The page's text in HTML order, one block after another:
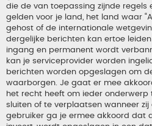
die de van toepassing zijnde
gelden voor je land, het land waar
gehost of de internationale
dergelijke berichten kan ertoe
ingang en permanent wordt
kan je serviceprovider worden
berichten worden opgeslagen om
waarborgen. Je gaat er mee
het recht heeft om ieder onderwerp
sluiten of te verplaatsen wanneer
gebruiker ga je ermee akkoord dat